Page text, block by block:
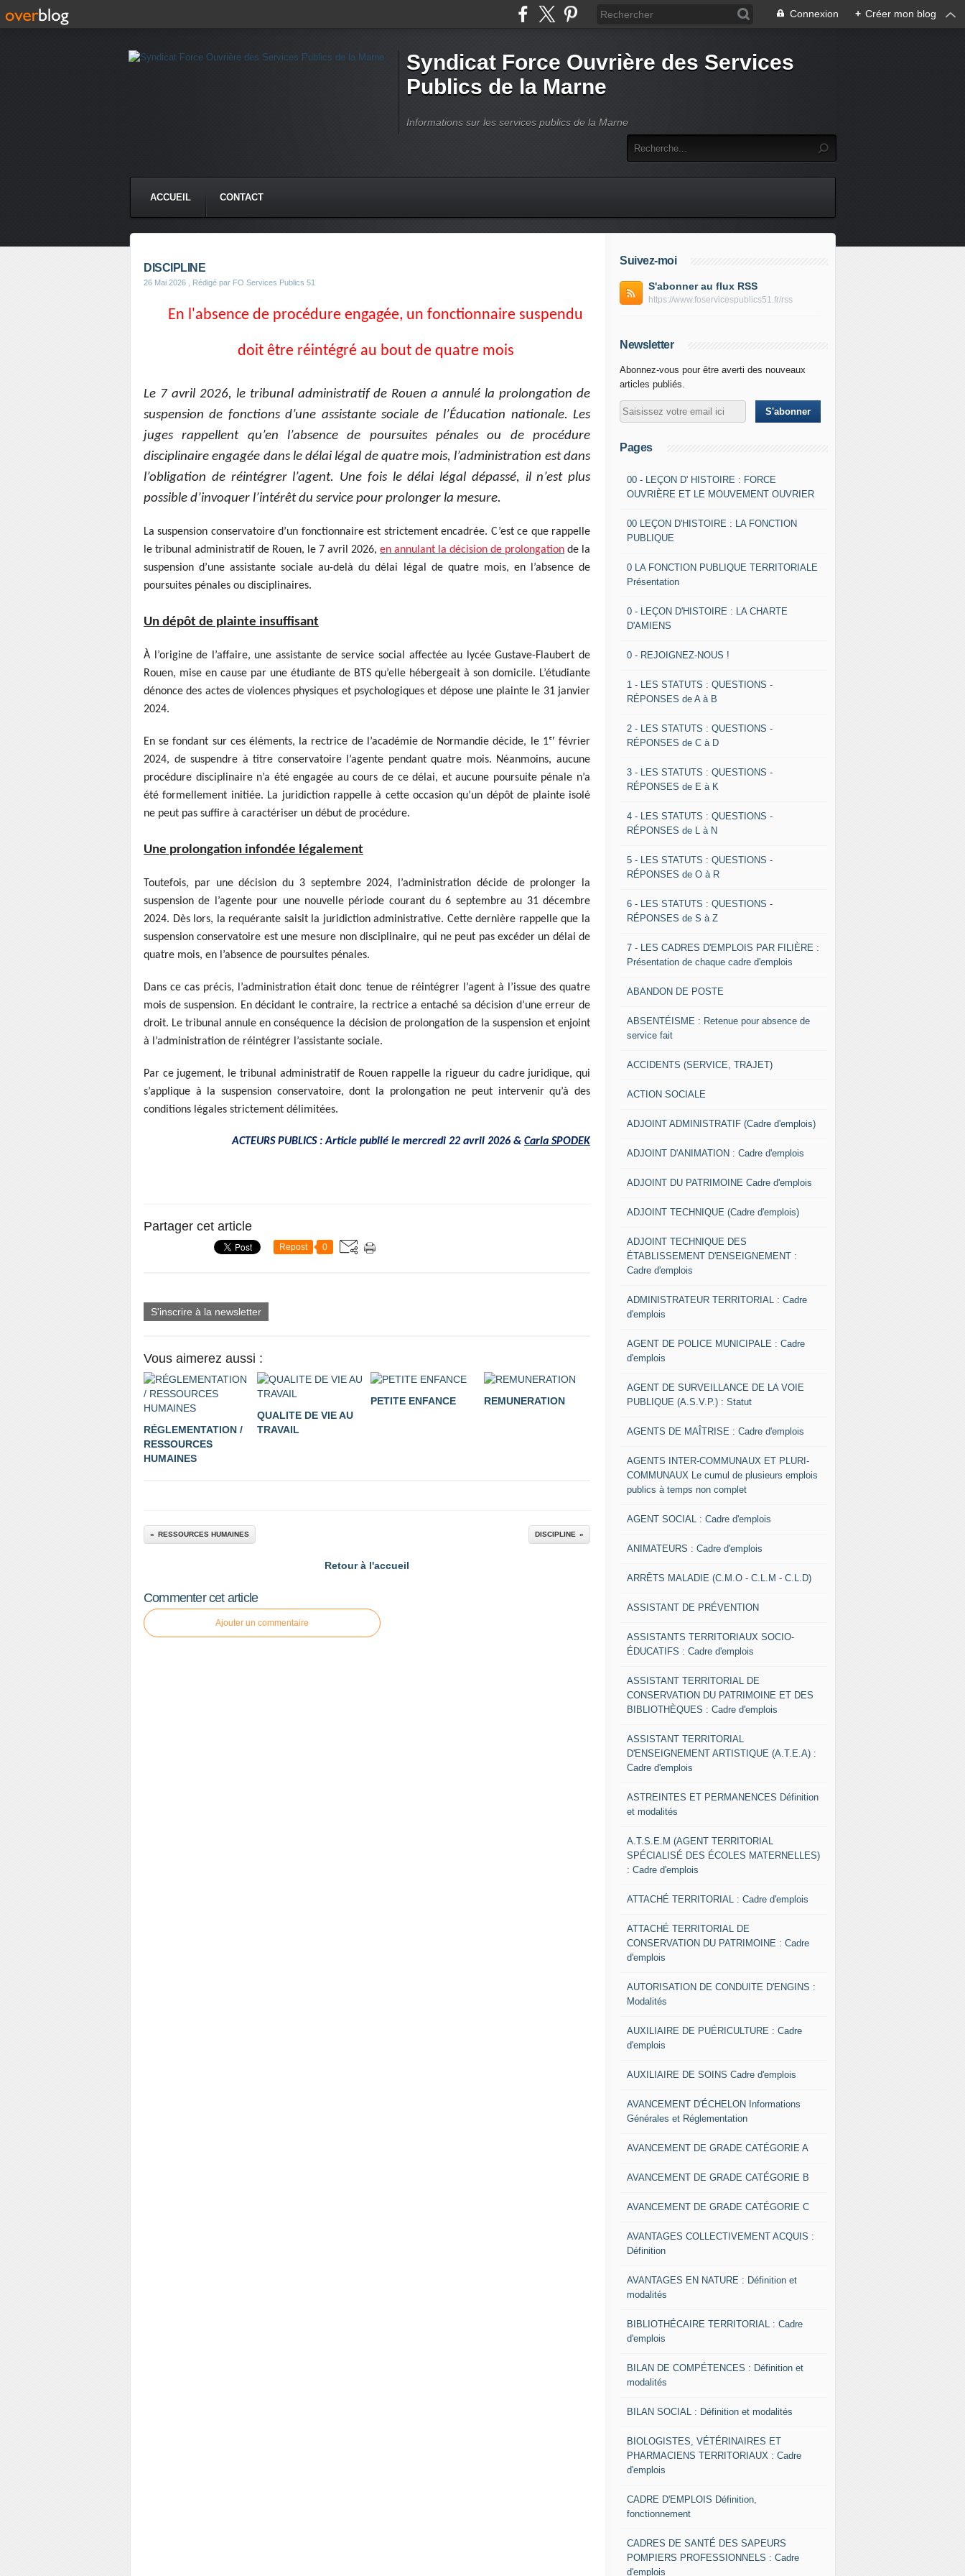
Connexion + Créer mon blog
Syndicat Force Ouvrière des Services
Publics de la Marne
Informations sur les services publics de la Marne
ACCUEIL CONTACT
DISCIPLINE
26 Mai 2026 , Rédigé par FO Services Publics 51
En l'absence de procédure engagée, un fonctionnaire suspendu
doit être réintégré au bout de quatre mois
Le 7 avril 2026, le tribunal administratif de Rouen a annulé la prolongation de
suspension de fonctions d’une assistante sociale de l’Éducation nationale. Les
juges rappellent qu’en l’absence de poursuites pénales ou de procédure
disciplinaire engagée dans le délai légal de quatre mois, l’administration est dans
l’obligation de réintégrer l’agent. Une fois le délai légal dépassé, il n’est plus
possible d’invoquer l’intérêt du service pour prolonger la mesure.
La suspension conservatoire d’un fonctionnaire est strictement encadrée. C’est ce que rappelle
le tribunal administratif de Rouen, le 7 avril 2026, en annulant la décision de prolongation de la
suspension d’une assistante sociale au-delà du délai légal de quatre mois, en l’absence de
poursuites pénales ou disciplinaires.
Un dépôt de plainte insuffisant
À l’origine de l’affaire, une assistante de service social affectée au lycée Gustave-Flaubert de
Rouen, mise en cause par une étudiante de BTS qu’elle hébergeait à son domicile. L’étudiante
dénonce des actes de violences physiques et psychologiques et dépose une plainte le 31 janvier
2024.
En se fondant sur ces éléments, la rectrice de l’académie de Normandie décide, le 1ᵉʳ février
2024, de suspendre à titre conservatoire l’agente pendant quatre mois. Néanmoins, aucune
procédure disciplinaire n’a été engagée au cours de ce délai, et aucune poursuite pénale n’a
été formellement initiée. La juridiction rappelle à cette occasion qu’un dépôt de plainte isolé
ne peut pas suffire à caractériser un début de procédure.
Une prolongation infondée légalement
Toutefois, par une décision du 3 septembre 2024, l’administration décide de prolonger la
suspension de l’agente pour une nouvelle période courant du 6 septembre au 31 décembre
2024. Dès lors, la requérante saisit la juridiction administrative. Cette dernière rappelle que la
suspension conservatoire est une mesure non disciplinaire, qui ne peut pas excéder un délai de
quatre mois, en l’absence de poursuites pénales.
Dans ce cas précis, l’administration était donc tenue de réintégrer l’agent à l’issue des quatre
mois de suspension. En décidant le contraire, la rectrice a entaché sa décision d’une erreur de
droit. Le tribunal annule en conséquence la décision de prolongation de la suspension et enjoint
à l’administration de réintégrer l’assistante sociale.
Par ce jugement, le tribunal administratif de Rouen rappelle la rigueur du cadre juridique, qui
s’applique à la suspension conservatoire, dont la prolongation ne peut intervenir qu’à des
conditions légales strictement délimitées.
ACTEURS PUBLICS : Article publié le mercredi 22 avril 2026 & Carla SPODEK
Partager cet article
Repost 0
S'inscrire à la newsletter
Vous aimerez aussi :
RÉGLEMENTATION /
RESSOURCES
HUMAINES
QUALITE DE VIE AU
TRAVAIL
PETITE ENFANCE REMUNERATION
RESSOURCES HUMAINES DISCIPLINE
Retour à l'accueil
Commenter cet article
Ajouter un commentaire
Suivez-moi
S'abonner au flux RSS
https://www.foservicespublics51.fr/rss
Newsletter
Abonnez-vous pour être averti des nouveaux
articles publiés.
Pages
00 - LEÇON D' HISTOIRE : FORCE
OUVRIÈRE ET LE MOUVEMENT OUVRIER
00 LEÇON D'HISTOIRE : LA FONCTION
PUBLIQUE
0 LA FONCTION PUBLIQUE TERRITORIALE
Présentation
0 - LEÇON D'HISTOIRE : LA CHARTE
D'AMIENS
0 - REJOIGNEZ-NOUS !
1 - LES STATUTS : QUESTIONS -
RÉPONSES de A à B
2 - LES STATUTS : QUESTIONS -
RÉPONSES de C à D
3 - LES STATUTS : QUESTIONS -
RÉPONSES de E à K
4 - LES STATUTS : QUESTIONS -
RÉPONSES de L à N
5 - LES STATUTS : QUESTIONS -
RÉPONSES de O à R
6 - LES STATUTS : QUESTIONS -
RÉPONSES de S à Z
7 - LES CADRES D'EMPLOIS PAR FILIÈRE :
Présentation de chaque cadre d'emplois
ABANDON DE POSTE
ABSENTÉISME : Retenue pour absence de
service fait
ACCIDENTS (SERVICE, TRAJET)
ACTION SOCIALE
ADJOINT ADMINISTRATIF (Cadre d'emplois)
ADJOINT D'ANIMATION : Cadre d'emplois
ADJOINT DU PATRIMOINE Cadre d'emplois
ADJOINT TECHNIQUE (Cadre d'emplois)
ADJOINT TECHNIQUE DES
ÉTABLISSEMENT D'ENSEIGNEMENT :
Cadre d'emplois
ADMINISTRATEUR TERRITORIAL : Cadre
d'emplois
AGENT DE POLICE MUNICIPALE : Cadre
d'emplois
AGENT DE SURVEILLANCE DE LA VOIE
PUBLIQUE (A.S.V.P.) : Statut
AGENTS DE MAÎTRISE : Cadre d'emplois
AGENTS INTER-COMMUNAUX ET PLURI-
COMMUNAUX Le cumul de plusieurs emplois
publics à temps non complet
AGENT SOCIAL : Cadre d'emplois
ANIMATEURS : Cadre d'emplois
ARRÊTS MALADIE (C.M.O - C.L.M - C.L.D)
ASSISTANT DE PRÉVENTION
ASSISTANTS TERRITORIAUX SOCIO-
ÉDUCATIFS : Cadre d'emplois
ASSISTANT TERRITORIAL DE
CONSERVATION DU PATRIMOINE ET DES
BIBLIOTHÈQUES : Cadre d'emplois
ASSISTANT TERRITORIAL
D'ENSEIGNEMENT ARTISTIQUE (A.T.E.A) :
Cadre d'emplois
ASTREINTES ET PERMANENCES Définition
et modalités
A.T.S.E.M (AGENT TERRITORIAL
SPÉCIALISÉ DES ÉCOLES MATERNELLES)
: Cadre d'emplois
ATTACHÉ TERRITORIAL : Cadre d'emplois
ATTACHÉ TERRITORIAL DE
CONSERVATION DU PATRIMOINE : Cadre
d'emplois
AUTORISATION DE CONDUITE D'ENGINS :
Modalités
AUXILIAIRE DE PUÉRICULTURE : Cadre
d'emplois
AUXILIAIRE DE SOINS Cadre d'emplois
AVANCEMENT D'ÉCHELON Informations
Générales et Réglementation
AVANCEMENT DE GRADE CATÉGORIE A
AVANCEMENT DE GRADE CATÉGORIE B
AVANCEMENT DE GRADE CATÉGORIE C
AVANTAGES COLLECTIVEMENT ACQUIS :
Définition
AVANTAGES EN NATURE : Définition et
modalités
BIBLIOTHÉCAIRE TERRITORIAL : Cadre
d'emplois
BILAN DE COMPÉTENCES : Définition et
modalités
BILAN SOCIAL : Définition et modalités
BIOLOGISTES, VÉTÉRINAIRES ET
PHARMACIENS TERRITORIAUX : Cadre
d'emplois
CADRE D'EMPLOIS Définition,
fonctionnement
CADRES DE SANTÉ DES SAPEURS
POMPIERS PROFESSIONNELS : Cadre
d'emplois